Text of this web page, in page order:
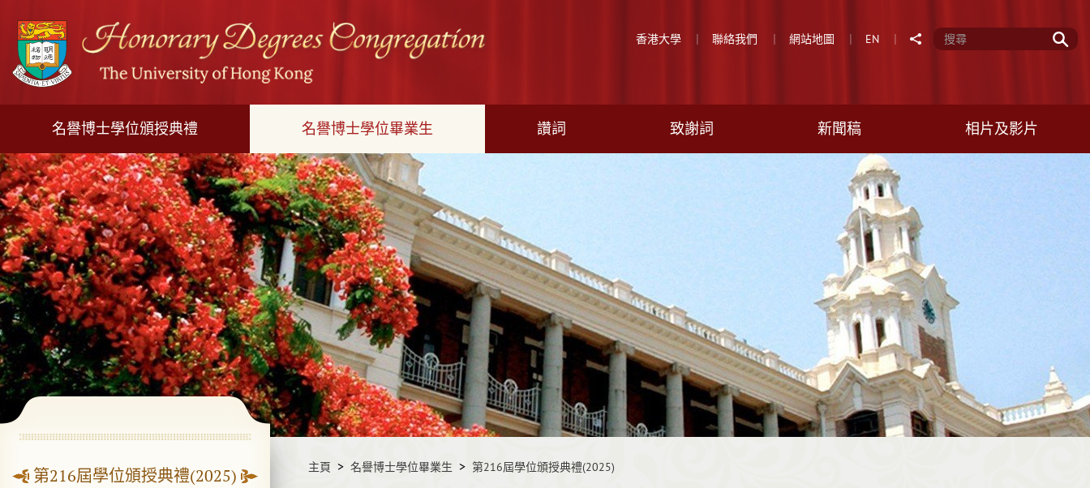
香港大學 聯絡我們 網站地圖 EN 分享
前
往
名譽博士學位頒授典禮 名譽博士學位畢業生 讚詞 致謝詞 新聞稿 相片及影片
開
始
內
容
第216屆學位頒授典禮(2025) 主頁 名譽博士學位畢業生 第216屆學位頒授典禮(2025)